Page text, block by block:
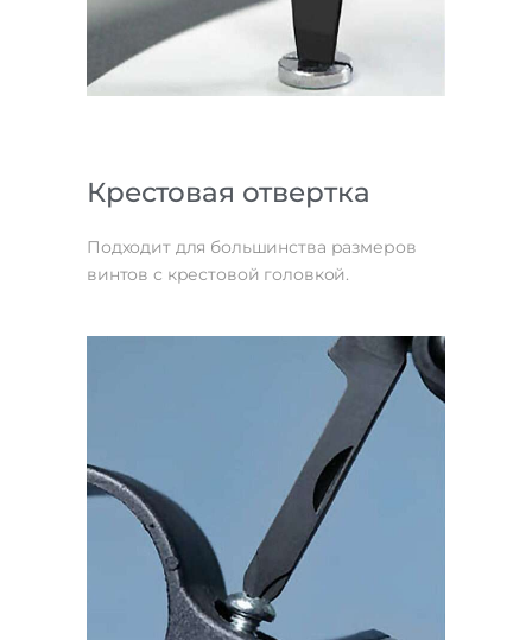
Крестовая отвертка
Подходит для большинства размеров
винтов с крестовой головкой.